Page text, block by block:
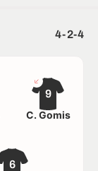
4-2-4
6
9
C. Gomis